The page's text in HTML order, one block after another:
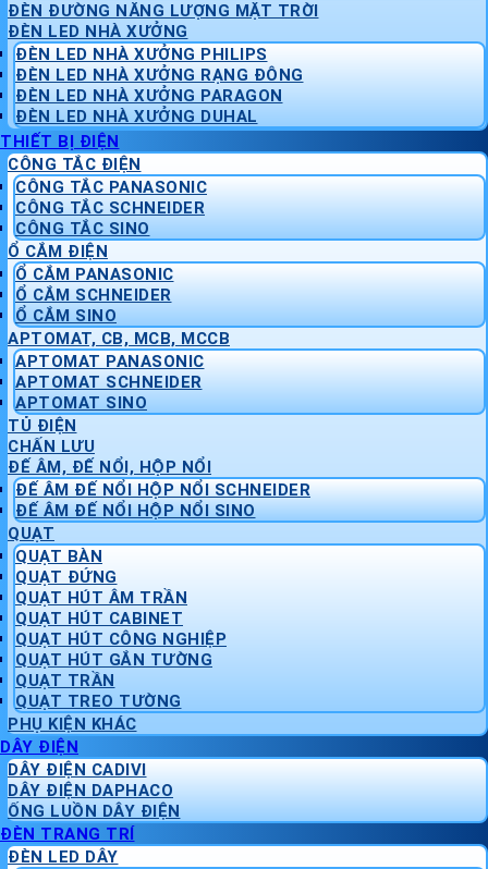
ĐÈN ĐƯỜNG NĂNG LƯỢNG MẶT TRỜI
ĐÈN LED NHÀ XƯỞNG
ĐÈN LED NHÀ XƯỞNG PHILIPS
ĐÈN LED NHÀ XƯỞNG RẠNG ĐÔNG
ĐÈN LED NHÀ XƯỞNG PARAGON
ĐÈN LED NHÀ XƯỞNG DUHAL
THIẾT BỊ ĐIỆN
CÔNG TẮC ĐIỆN
CÔNG TẮC PANASONIC
CÔNG TẮC SCHNEIDER
CÔNG TẮC SINO
Ổ CẮM ĐIỆN
Ổ CẮM PANASONIC
Ổ CẮM SCHNEIDER
Ổ CẮM SINO
APTOMAT, CB, MCB, MCCB
APTOMAT PANASONIC
APTOMAT SCHNEIDER
APTOMAT SINO
TỦ ĐIỆN
CHẤN LƯU
ĐẾ ÂM, ĐẾ NỔI, HỘP NỔI
ĐẾ ÂM ĐẾ NỔI HỘP NỔI SCHNEIDER
ĐẾ ÂM ĐẾ NỔI HỘP NỔI SINO
QUẠT
QUẠT BÀN
QUẠT ĐỨNG
QUẠT HÚT ÂM TRẦN
QUẠT HÚT CABINET
QUẠT HÚT CÔNG NGHIỆP
QUẠT HÚT GẮN TƯỜNG
QUẠT TRẦN
QUẠT TREO TƯỜNG
PHỤ KIỆN KHÁC
DÂY ĐIỆN
DÂY ĐIỆN CADIVI
DÂY ĐIỆN DAPHACO
ỐNG LUỒN DÂY ĐIỆN
ĐÈN TRANG TRÍ
ĐÈN LED DÂY